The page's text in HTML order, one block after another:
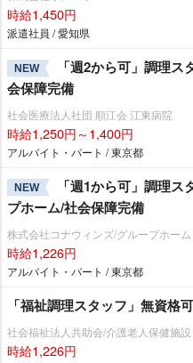
時給1,450円
派遣社員 / 愛知県
NEW
「週2から可」調理
会保障完備
社会医療法人社団 順江会 江東病院
時給1,250円～1,400円
アルバイト・パート / 東京都
NEW
「週1から可」調理
プホーム/社会保障完備
株式会社コナウィンズ/グループホー
時給1,226円
アルバイト・パート / 東京都
「福祉調理スタッフ」無資格
社会福祉法人共助会/介護老人保健施
時給1,226円